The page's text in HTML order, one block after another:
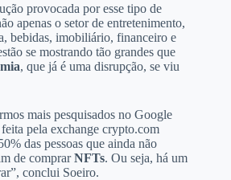
provocada por esse tipo de
apenas o setor de entretenimento,
bebidas, imobiliário, financeiro e
se mostrando tão grandes que
, que já é uma disrupção, se viu
mais pesquisados no Google
pela exchange crypto.com
das pessoas que ainda não
de comprarNFTs. Ou seja, há um
conclui Soeiro.